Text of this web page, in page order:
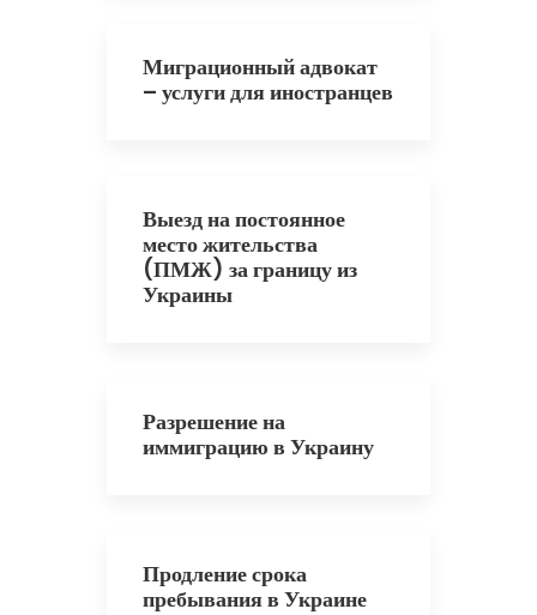
Миграционный адвокат
– услуги для иностранцев
Выезд на постоянное
место жительства
(ПМЖ) за границу из
Украины
Разрешение на
иммиграцию в Украину
Продление срока
пребывания в Украине